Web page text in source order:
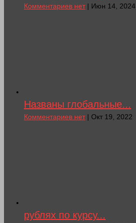
Комментариев нет| Июн 14, 2024
Названы глобальные...
Комментариев нет| Окт 19, 2022
рублях по курсу...